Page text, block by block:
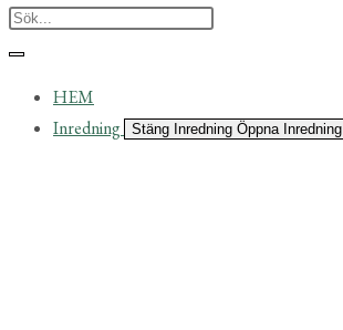
HEM
Inredning
Stäng Inredning Öppna Inredning